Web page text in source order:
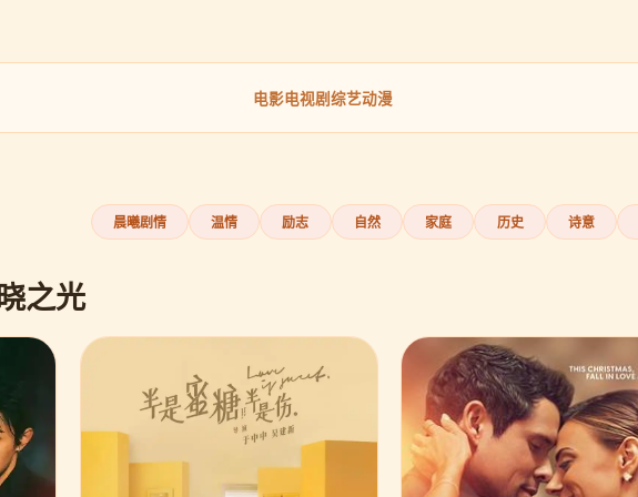
电影电视剧综艺动漫
晨曦剧情 温情 励志 自然 家庭 历史 诗意
之光